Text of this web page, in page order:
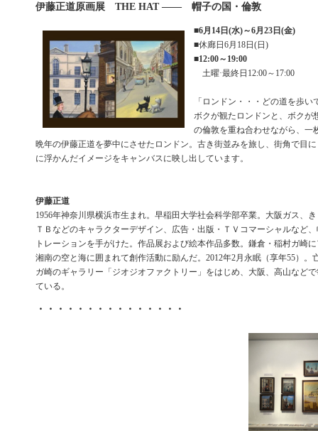
伊藤正道原画展 THE HAT ―― 帽子の国・倫敦
■6月14日(水)～6月23日(金)
■休廊日6月18日(日)
■12:00～19:00
土曜·最終日12:00～17:00
「ロンドン・・・どの道を歩
ボクが観たロンドンと、ボクが
の倫敦を重ね合わせながら、一
晩年の伊藤正道を夢中にさせたロンドン。古き街並みを旅し、街角で目
に浮かんだイメージをキャンバスに映し出しています。
伊藤正道
1956年神奈川県横浜市生まれ。早稲田大学社会科学部卒業。大阪ガス、
ＴＢなどのキャラクターデザイン、広告・出版・ＴＶコマーシャルなど
トレーションを手がけた。作品展および絵本作品多数。鎌倉・稲村ガ崎
湘南の空と海に囲まれて創作活動に励んだ。2012年2月永眠（享年55）。
ガ崎のギャラリー「ジオジオファクトリー」をはじめ、大阪、高山など
ている。
・・・・・・・・・・・・・・・